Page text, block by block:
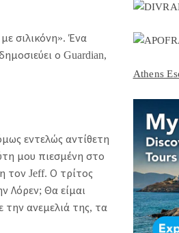
σιλικόνη». Ένα
ο Guardian,
εντελώς αντίθετη
μου πιεσμένη στο
τον Jeff. Ο τρίτος
Λόρεν; Θα είμαι
την ανεμελιά της, τα
Athens